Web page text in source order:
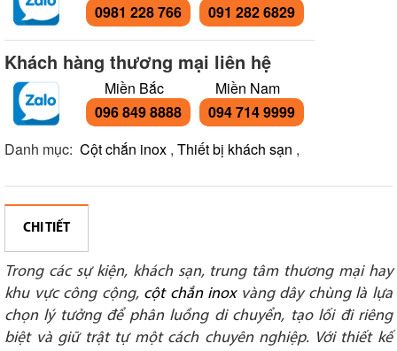
0981 228 766
091 282 6829
Khách hàng thương mại liên hệ
Miền Bắc
096 849 8888
Miền Nam
094 714 9999
Danh mục: Cột chắn inox , Thiết bị khách sạn ,
CHI TIẾT
Trong các sự kiện, khách sạn, trung tâm thương mại hay
khu vực công cộng, cột chắn inoxvàng dây chùng là lựa
chọn lý tưởng để phân luồng di chuyển, tạo lối đi riêng
biệt và giữ trật tự một cách chuyên nghiệp. Với thiết kế